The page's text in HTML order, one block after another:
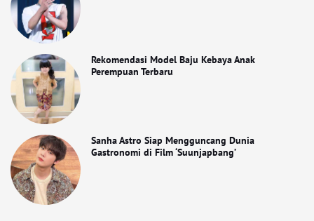
Rekomendasi Model Baju Kebaya Anak
Perempuan Terbaru
Sanha Astro Siap Mengguncang Dunia
Gastronomi di Film ‘Suunjapbang’